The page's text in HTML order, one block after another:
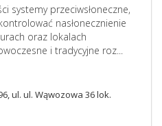
systemy przeciwsłoneczne,
nasłonecznienie
oraz lokalach
i tradycyjne roz...
ul. ul. Wąwozowa 36 lok.